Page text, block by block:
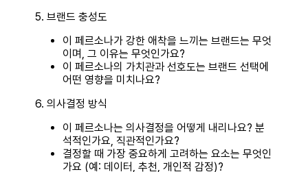
5. 브랜드 충성도
이 페르소나가 강한 애착을 느끼는 브랜드는 무엇
이며, 그 이유는 무엇인가요?
이 페르소나의 가치관과 선호도는 브랜드 선택에
어떤 영향을 미치나요?
6. 의사결정 방식
이 페르소나는 의사결정을 어떻게 내리나요? 분
석적인가요, 직관적인가요?
결정할 때 가장 중요하게 고려하는 요소는 무엇인
가요 (예: 데이터, 추천, 개인적 감정)?